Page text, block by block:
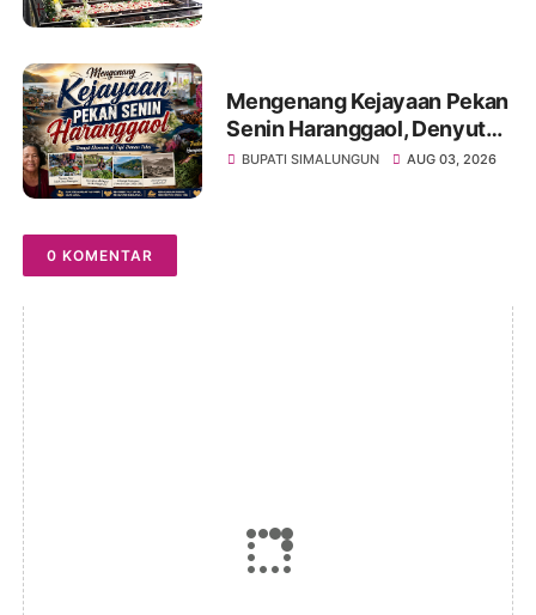
Mengenang Kejayaan Pekan
Senin Haranggaol, Denyut
Ekonomi di Tepi Danau Toba
BUPATI SIMALUNGUN AUG 03, 2026
0 KOMENTAR